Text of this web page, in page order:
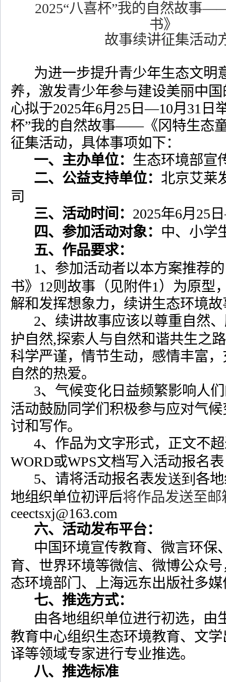
2025“八喜杯”我的自然故事
书》
故事续讲征集活动
为进一步提升青少年生态文明
养，激发青少年参与建设美丽中
心拟于2025年6月 25 日—10月 31 日
杯”我的自然故事——《冈特生态
征集活动，具体事项如下：
一、主办单位： 生态环境部宣
二、公益支持单位： 北京艾莱
司
三、活动时间： 2025年6月 25
四、参加活动对象： 中、小学
五、作品要求：
1、参加活动者以本方案推荐
书》 12则故事（见附件1 ）为原型
解和发挥想象力，续讲生态环境故
2、续讲故事应该以尊重自然
护自然,探索人与自然和谐共生之
科学严谨，情节生动，感情丰富
自然的热爱。
3、气候变化日益频繁影响人
活动鼓励同学们积极参与应对气
讨和写作。
4、作品为文字形式，正文不
WORD或WPS文档写入活动报名表
5、请将活动报名表发送到 各
地组织单位初评后将作品发送至邮
ceectsxj@163.com
六、活动发布平台：
中国环境宣传教育、微言环保
育、世界环境等微信、微博公众
态环境部门、上海远东出版社多
七、 推选方式：
由各地组织单位进行初选，由
教育中心组织生态环境教育、文
译等领域专家进行专业推选。
八、推选标准